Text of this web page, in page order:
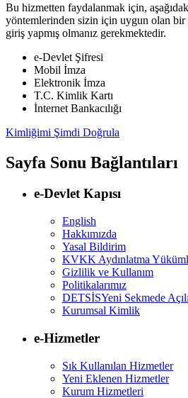
Bu hizmetten faydalanmak için,
yöntemlerinden sizin için uygun olan bir
giriş yapmış olmanız gerekmektedir.
e-Devlet Şifresi
Mobil İmza
Elektronik İmza
T.C. Kimlik Kartı
İnternet Bankacılığı
Kimliğimi Şimdi Doğrula
Sayfa Sonu Bağlantıları
e-Devlet Kapısı
English
Hakkımızda
Yasal Bildirim
KVKK Aydınlatma
Gizlilik ve Kullanım
Politikalarımız
DETSİSYeni Sekmede
Kurumsal Kimlik
e-Hizmetler
Sık Kullanılan Hizmetler
Yeni Eklenen Hizmetler
Kurum Hizmetleri